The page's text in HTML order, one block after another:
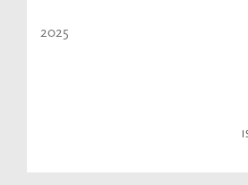
2025